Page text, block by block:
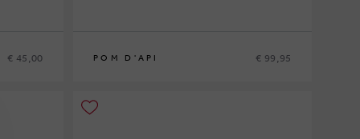
€ 45,00 POM D'API € 99,95